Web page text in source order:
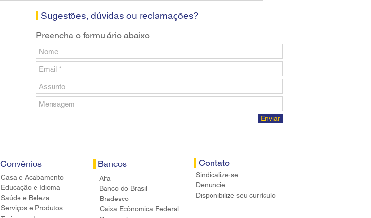
Sugestões, dúvidas ou reclamações?
Preencha o formulário abaixo
Enviar
Convênios
Casa e Acabamento
Educação e Idioma
Saúde e Beleza
Serviços e Produtos
Bancos
Alfa
Banco do Brasil
Bradesco
Caixa Ecônomica Federal
Contato
Sindicalize-se
Denuncie
Disponibilize seu currículo